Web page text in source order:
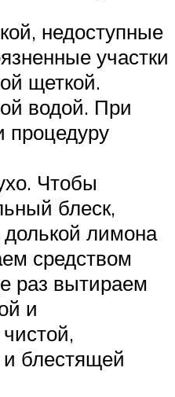
недоступные
участки
щеткой.
водой. При
процедуру
Чтобы
блеск,
лимона
средством
раз вытираем
и
блестящей